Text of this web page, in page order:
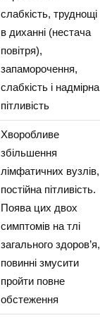
слабкість, труднощі
в диханні (нестача
повітря),
запаморочення,
слабкість і надмірна
пітливість
Хворобливе
збільшення
лімфатичних вузлів,
постійна пітливість.
Поява цих двох
симптомів на тлі
загального здоров’я,
повинні змусити
пройти повне
обстеження